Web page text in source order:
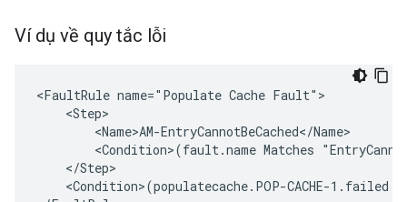
Ví dụ về quy tắc lỗi
<FaultRule name="Populate Cache Fault">
    <Step>
        <Name>AM-EntryCannotBeCached</Name>
<Condition>(fault.name Matches
    </Step>
<Condition>(populatecache.POP-CACHE-1.failed